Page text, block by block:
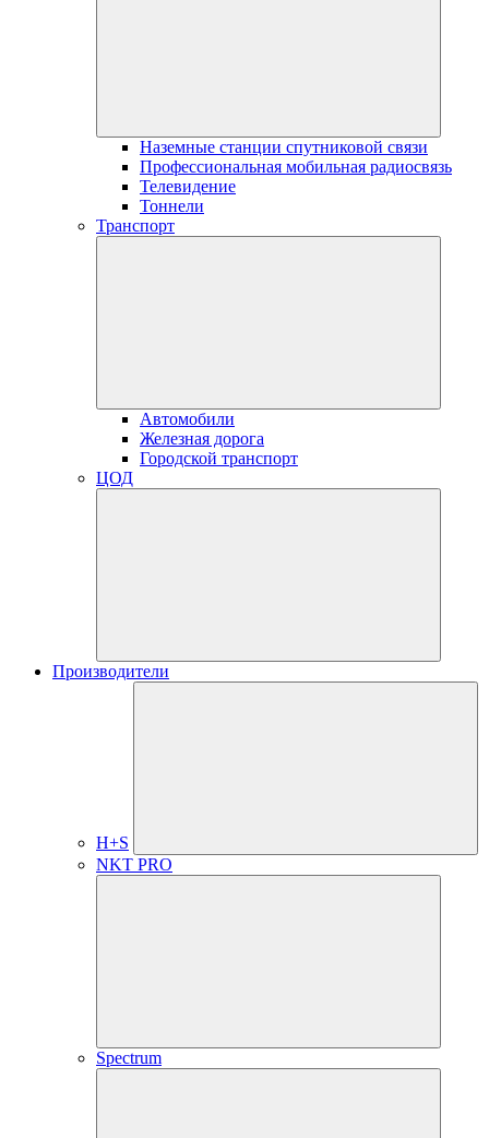
Наземные станции спутниковой связи
Профессиональная мобильная радиосвязь
Телевидение
Тоннели
Транспорт
Автомобили
Железная дорога
Городской транспорт
ЦОД
Производители
H+S
NKT PRO
Spectrum